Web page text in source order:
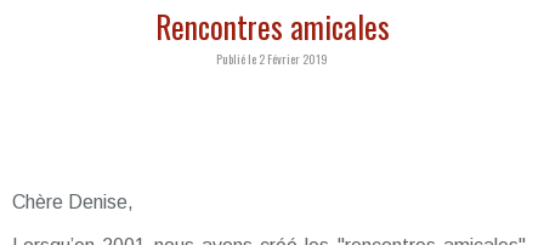
Rencontres amicales
Publié le 2 Février 2019
Chère Denise,